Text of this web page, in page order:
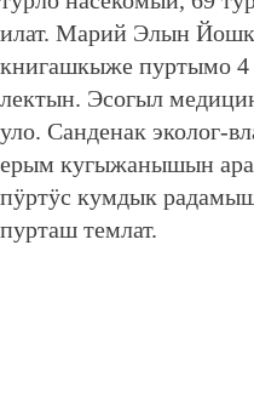
илат. Марий Элын
книгашкыже пуртымо 4
лектын. Эсогыл
уло. Санденак эколог-
ерым кугыжанышын
пӱртӱс кумдык
пурташ темлат.